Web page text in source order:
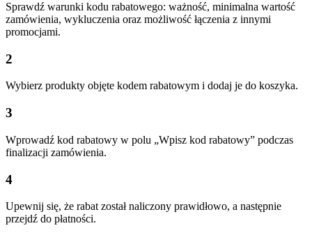
Sprawdź warunki kodu rabatowego: ważność, minimalna wartość
zamówienia, wykluczenia oraz możliwość łączenia z innymi
promocjami.
2
Wybierz produkty objęte kodem rabatowym i dodaj je do koszyka.
3
Wprowadź kod rabatowy w polu „Wpisz kod rabatowy” podczas
finalizacji zamówienia.
4
Upewnij się, że rabat został naliczony prawidłowo, a następnie
przejdź do płatności.